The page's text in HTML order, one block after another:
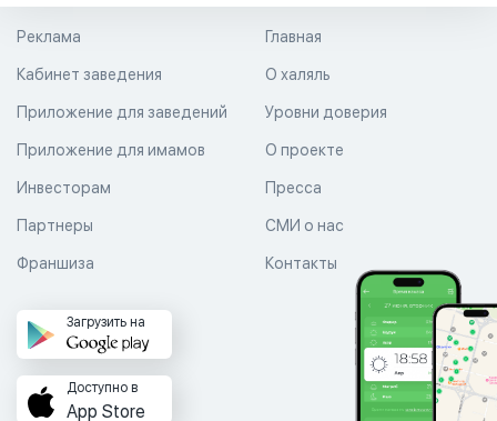
Главная
О халяль
Уровни доверия
Реклама
Кабинет заведения
Приложение для заведений
Приложение для имамов О проекте
Пресса
СМИ о нас
Контакты
Инвесторам
Партнеры
Франшиза
Загрузить на
Доступно в
App Store